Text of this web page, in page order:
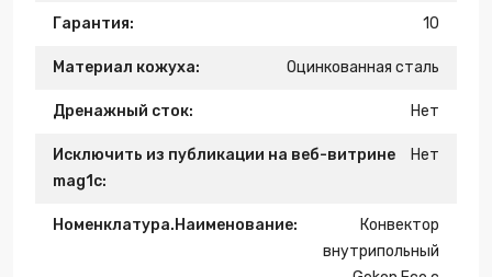
Гарантия: 10
Материал кожуха: Оцинкованная сталь
Дренажный сток: Нет
Исключить из публикации на веб-витрине
mag1c:
Нет
Номенклатура.Наименование:
Конвектор
внутрипольный